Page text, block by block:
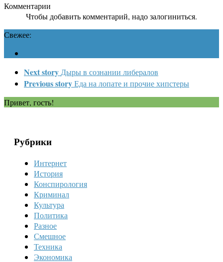
Комментарии
Чтобы добавить комментарий, надо залогиниться.
Свежее:
Next story Дыры в сознании либералов
Previous storyЕда на лопате и прочие хипстеры
Привет, гость!
Рубрики
Интернет
История
Конспирология
Криминал
Культура
Политика
Разное
Смешное
Техника
Экономика